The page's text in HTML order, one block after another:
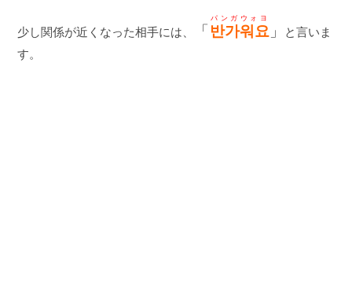
少し関係が近くなった相手には、 「 반가워요
パンガウォヨ
」
と言いま
す。